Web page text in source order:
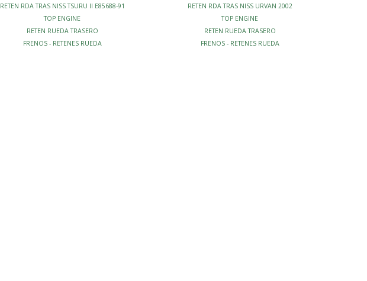
RETEN RDA TRAS NISS TSURU II E85688-91
TOP ENGINE
RETEN RUEDA TRASERO
FRENOS - RETENES RUEDA
RETEN RDA TRAS NISS URVAN 2002
TOP ENGINE
RETEN RUEDA TRASERO
FRENOS - RETENES RUEDA